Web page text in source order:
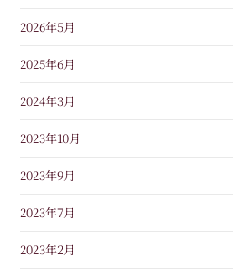
2026年5月
2025年6月
2024年3月
2023年10月
2023年9月
2023年7月
2023年2月